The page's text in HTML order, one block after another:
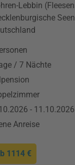
Lebbin
/ 7 Nächte
- 11.10.2026
Anreise
1114 €